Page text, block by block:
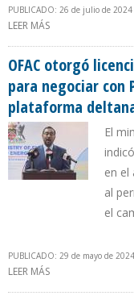
PUBLICADO: 26 de julio de 2024
LEER MÁS
OFAC otorgó
para negociar con
plataforma
El
en el
al
el
PUBLICADO: 29 de mayo de 2024
LEER MÁS